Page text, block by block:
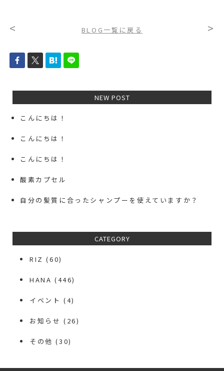
< BLOG一覧に戻る >
NEW POST
こんにちは！
こんにちは！
こんにちは！
酸素カプセル
自分の髪質に合ったシャンプーを使えていますか？
CATEGORY
RIZ (60)
HANA (446)
イベント (4)
お知らせ (26)
その他 (30)